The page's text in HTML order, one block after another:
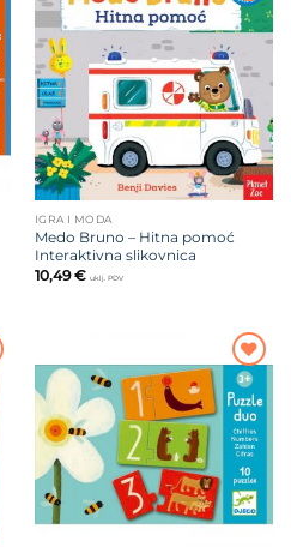
Dodajte
na listu
želja
IGRA I MODA
Medo Bruno – Hitna pomoć
Interaktivna slikovnica
10,49€ uklj. PDV
Dodajte
na listu
želja